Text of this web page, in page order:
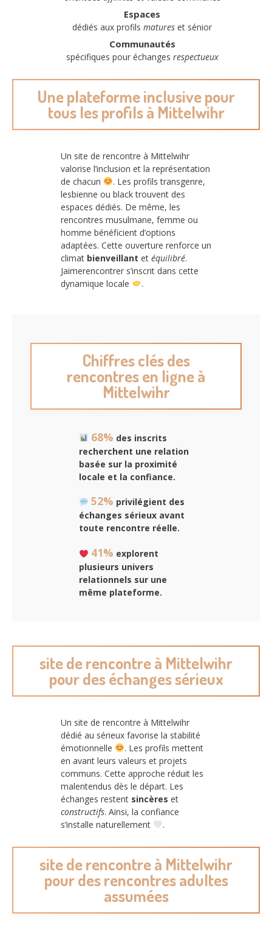
Espaces
dédiés aux profils matures et sénior
Communautés
spécifiques pour échanges respectueux
Une plateforme inclusive pour
tous les profils à Mittelwihr
Un site de rencontre à Mittelwihr
valorise l’inclusion et la représentation
de chacun
. Les profils transgenre,
lesbienne ou black trouvent des
espaces dédiés. De même, les
rencontres musulmane, femme ou
homme bénéficient d’options
adaptées. Cette ouverture renforce un
climat bienveillant et équilibré.
Jaimerencontrer s’inscrit dans cette
dynamique locale
.
Chiffres clés des
rencontres en ligne à
Mittelwihr
68% des inscrits
recherchent une relation
basée sur la proximité
locale et la confiance.
52% privilégient des
échanges sérieux avant
toute rencontre réelle.
41% explorent
plusieurs univers
relationnels sur une
même plateforme.
site de rencontre à Mittelwihr
pour des échanges sérieux
Un site de rencontre à Mittelwihr
dédié au sérieux favorise la stabilité
émotionnelle
. Les profils mettent
en avant leurs valeurs et projets
communs. Cette approche réduit les
malentendus dès le départ. Les
échanges restent sincères et
constructifs. Ainsi, la confiance
s’installe naturellement
.
site de rencontre à Mittelwihr
pour des rencontres adultes
assumées